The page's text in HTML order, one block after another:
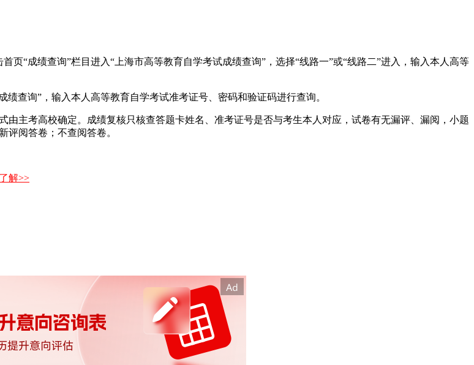
页“成绩查询”栏目进入“上海市高等教育自学考试成绩查询”，选择“线路一”或“线路二”进入，输入本人高等
绩查询”，输入本人高等教育自学考试准考证号、密码和验证码进行查询。
主考高校确定。成绩复核只核查答题卡姓名、准考证号是否与考生本人对应，试卷有无漏评、漏阅，小题
评阅答卷；不查阅答卷。
解>>